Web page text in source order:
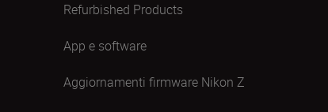
Refurbished Products
App e software
Aggiornamenti firmware Nikon Z